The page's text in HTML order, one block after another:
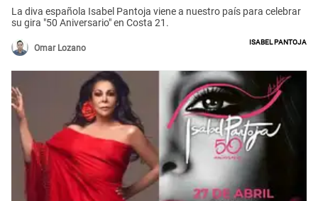
La diva española Isabel Pantoja viene a nuestro país para celebrar
su gira "50 Aniversario" en Costa 21.
Omar Lozano
Isabel Pantoja